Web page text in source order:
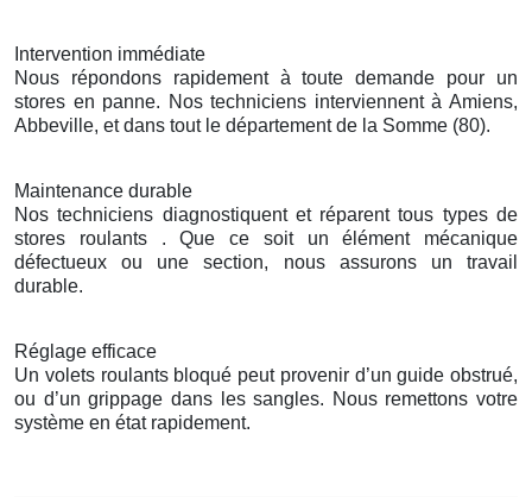
Intervention immédiate
Nous répondons rapidement à toute demande pour un
stores en panne. Nos techniciens interviennent à Amiens,
Abbeville, et dans tout le département de la Somme (80).
Maintenance durable
Nos techniciens diagnostiquent et réparent tous types de
stores roulants . Que ce soit un élément mécanique
défectueux ou une section, nous assurons un travail
durable.
Réglage efficace
Un volets roulants bloqué peut provenir d’un guide obstrué,
ou d’un grippage dans les sangles. Nous remettons votre
système en état rapidement.